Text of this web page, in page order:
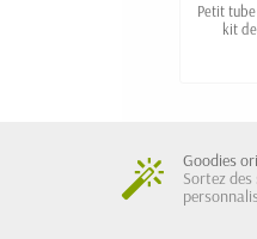
Petit
kit
Goodies
Sortez